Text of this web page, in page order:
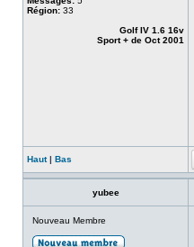
Région: 33
Golf IV 1.6 16v
Sport + de Oct 2001
Haut| Bas
yubee
Nouveau Membre